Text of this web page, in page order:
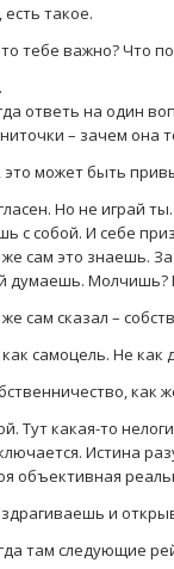
есть такое.
тебе важно? Что
ответь на один
– зачем она
это может быть
Но не играй
с собой. И себе
сам это знаешь.
думаешь. Молчишь?
сам сказал –
самоцель. Не как
как
Тут какая-то
Истина
объективная
и
там следующие